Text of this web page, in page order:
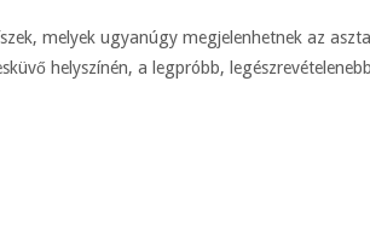
melyek ugyanúgy megjelenhetnek az
helyszínén, a legpróbb,